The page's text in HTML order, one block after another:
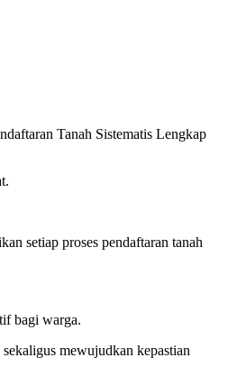
Tanah Sistematis Lengkap
setiap proses pendaftaran tanah
bagi warga.
mewujudkan kepastian